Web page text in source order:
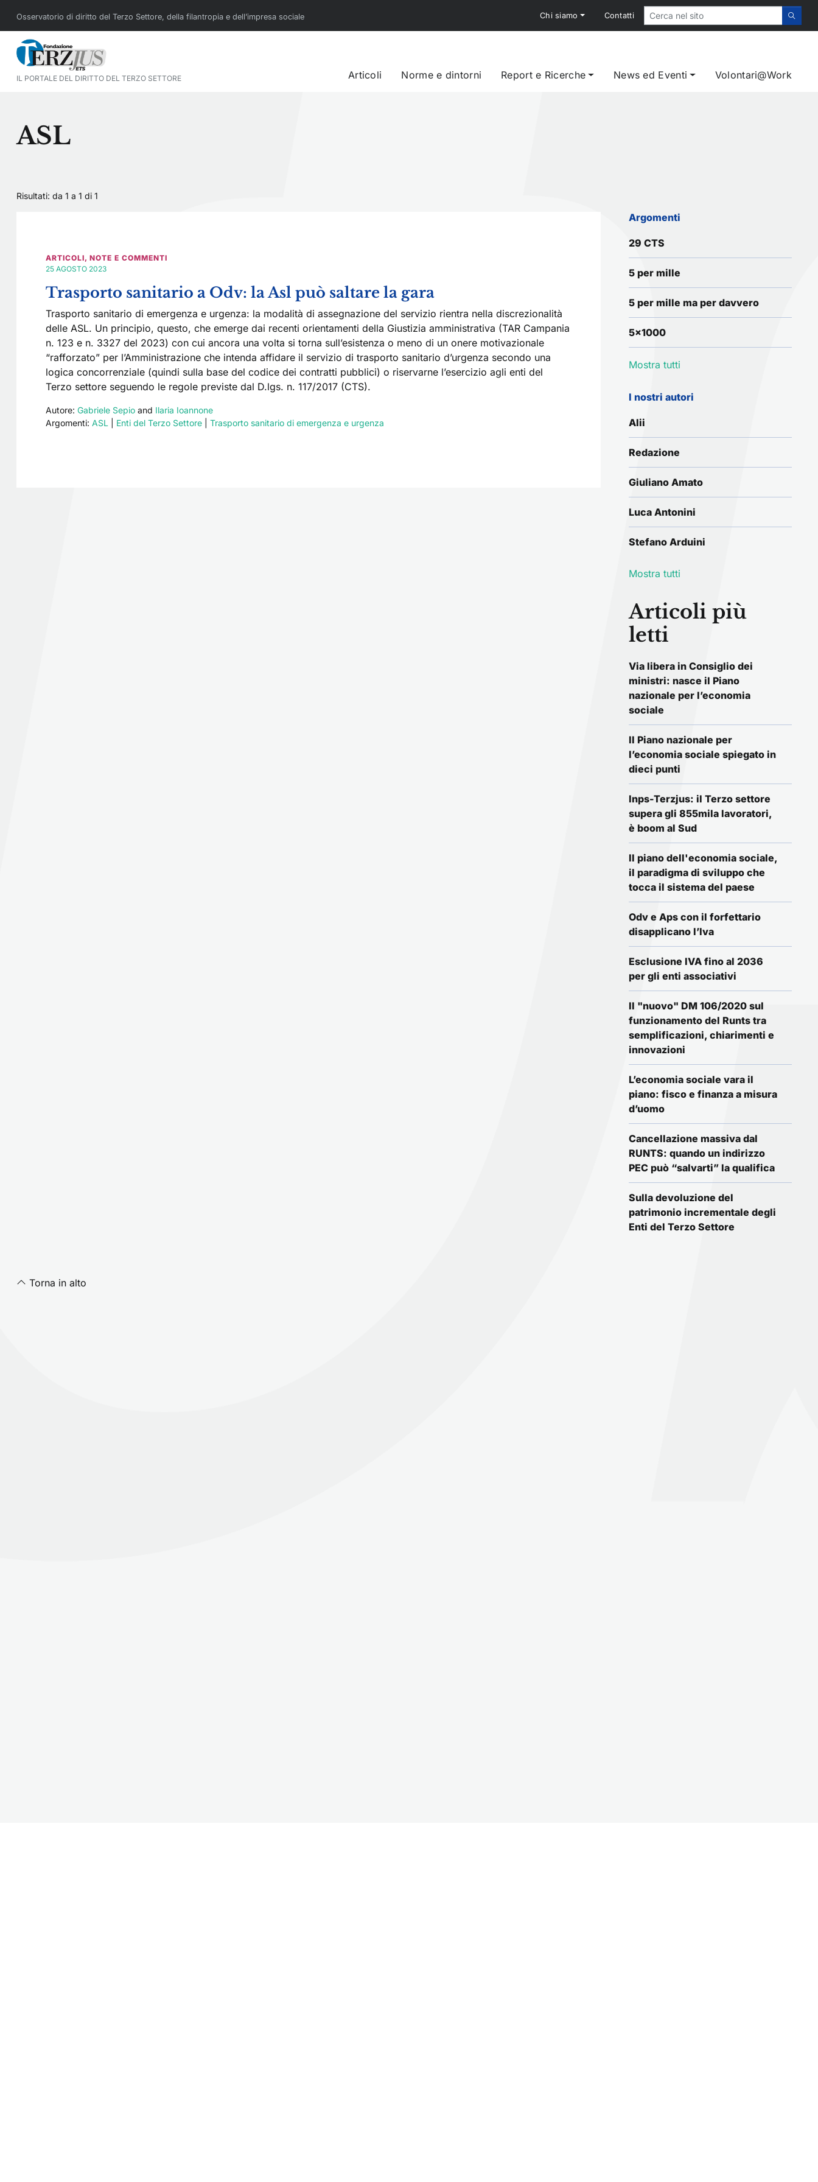
Osservatorio di diritto del Terzo Settore, della filantropia e dell’impresa sociale Chi siamo Contatti
IL PORTALE DEL DIRITTO DEL TERZO SETTORE Articoli Norme e dintorni Report e Ricerche News ed Eventi Volontari@Work
ASL
Risultati: da 1 a 1 di 1
ARTICOLI, NOTE E COMMENTI
25 AGOSTO 2023
Trasporto sanitario a Odv: la Asl può saltare la gara
Trasporto sanitario di emergenza e urgenza: la modalità di assegnazione del servizio rientra nella discrezionalità
delle ASL. Un principio, questo, che emerge dai recenti orientamenti della Giustizia amministrativa (TAR Campania
n. 123 e n. 3327 del 2023) con cui ancora una volta si torna sull’esistenza o meno di un onere motivazionale
“rafforzato” per l’Amministrazione che intenda affidare il servizio di trasporto sanitario d’urgenza secondo una
logica concorrenziale (quindi sulla base del codice dei contratti pubblici) o riservarne l’esercizio agli enti del
Terzo settore seguendo le regole previste dal D.lgs. n. 117/2017 (CTS).
Autore: Gabriele Sepio and Ilaria Ioannone
Argomenti: ASL Enti del Terzo Settore Trasporto sanitario di emergenza e urgenza
Argomenti
29 CTS
5 per mille
5 per mille ma per davvero
5x1000
Mostra tutti
I nostri autori
Alii
Redazione
Giuliano Amato
Luca Antonini
Stefano Arduini
Mostra tutti
Articoli più
letti
Via libera in Consiglio dei
ministri: nasce il Piano
nazionale per l’economia
sociale
Il Piano nazionale per
l’economia sociale spiegato in
dieci punti
Inps-Terzjus: il Terzo settore
supera gli 855mila lavoratori,
è boom al Sud
Il piano dell'economia sociale,
il paradigma di sviluppo che
tocca il sistema del paese
Odv e Aps con il forfettario
disapplicano l’Iva
Esclusione IVA fino al 2036
per gli enti associativi
Il "nuovo" DM 106/2020 sul
funzionamento del Runts tra
semplificazioni, chiarimenti e
innovazioni
L’economia sociale vara il
piano: fisco e finanza a misura
d’uomo
Cancellazione massiva dal
RUNTS: quando un indirizzo
PEC può “salvarti” la qualifica
Sulla devoluzione del
patrimonio incrementale degli
Enti del Terzo Settore
Torna in alto